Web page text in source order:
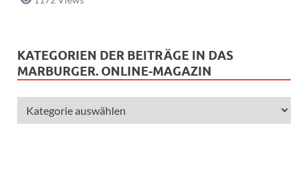
KATEGORIEN DER BEITRÄGE IN DAS
MARBURGER. ONLINE-MAGAZIN